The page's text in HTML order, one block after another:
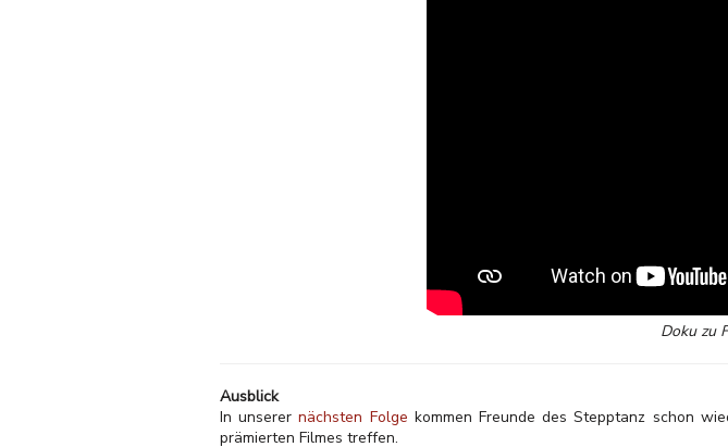
Doku zu
Ausblick
In unserernächsten Folge kommen Freunde des Stepptanz schon
prämierten Filmes treffen.